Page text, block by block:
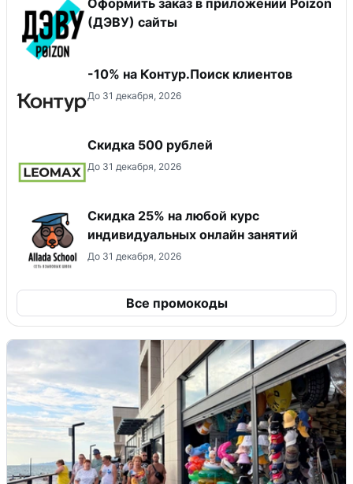
(ДЭВУ) сайты
-10% на Контур.Поиск клиентов
До 31 декабря, 2026
Скидка 500 рублей
До 31 декабря, 2026
Скидка 25% на любой курс
индивидуальных онлайн занятий
До 31 декабря, 2026
Все промокоды